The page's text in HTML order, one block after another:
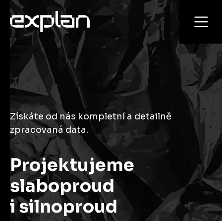
Získáte od nás kompletní a detailně
zpracovaná data.
Projektujeme
slaboproud
i silnoproud